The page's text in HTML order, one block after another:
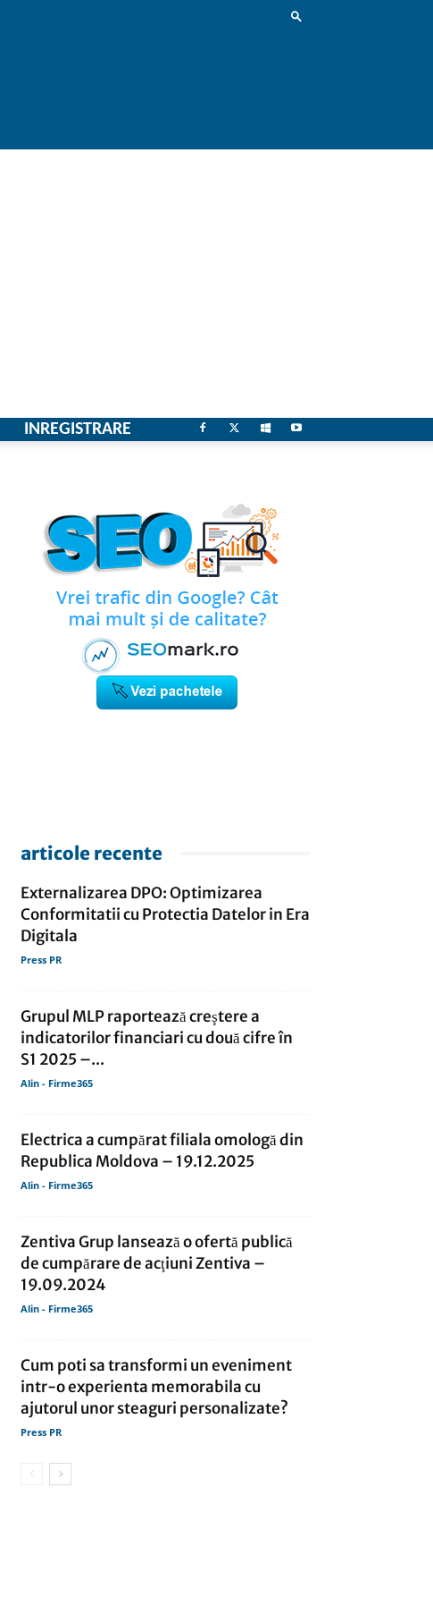
INREGISTRARE
articole recente
Externalizarea DPO: Optimizarea
Conformitatii cu Protectia Datelor in Era
Digitala
Press PR
Grupul MLP raportează creştere a
indicatorilor financiari cu două cifre în
S1 2025 –...
Alin - Firme365
Electrica a cumpărat filiala omologă din
Republica Moldova – 19.12.2025
Alin - Firme365
Zentiva Grup lansează o ofertă publică
de cumpărare de acţiuni Zentiva –
19.09.2024
Alin - Firme365
Cum poti sa transformi un eveniment
intr-o experienta memorabila cu
ajutorul unor steaguri personalizate?
Press PR